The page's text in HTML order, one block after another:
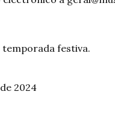
temporada festiva.
2024